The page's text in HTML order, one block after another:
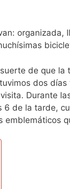
de que
dos
Durante
de la tarde,